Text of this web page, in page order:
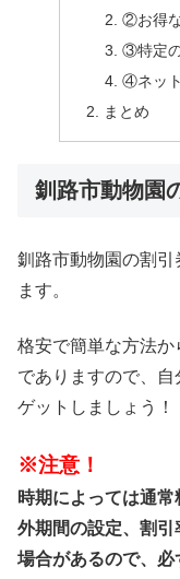
②お得
③特定
④ネッ
まとめ
釧路市動物園
釧路市動物園の割
ます。
格安で簡単な方法か
でありますので、
ゲットしましょう！
※注意！
時期によっては通
外期間の設定、割
場合があるので、